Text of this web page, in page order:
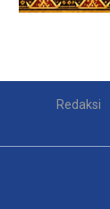
Redaksi